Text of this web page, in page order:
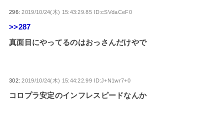
296:2019/10/24(木) 15:43:29.85 ID:cSVdaCeF0
>>287
真面目にやってるのはおっさんだけやで
302:2019/10/24(木) 15:44:22.99 ID:J+N1wr7+0
コロプラ安定のインフレスピードなんか